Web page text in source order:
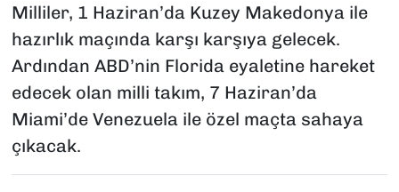
Milliler, 1 Haziran’da Kuzey Makedonya ile
hazırlık maçında karşı karşıya gelecek.
Ardından ABD’nin Florida eyaletine hareket
edecek olan milli takım, 7 Haziran’da
Miami’de Venezuela ile özel maçta sahaya
çıkacak.